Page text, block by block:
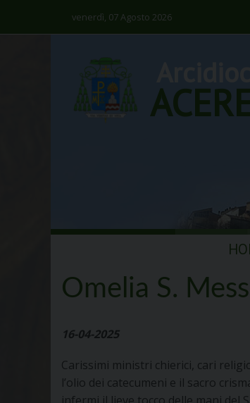
venerdì, 07 Agosto 2026
content
Omelia S.
16-04-2025
Carissimi ministri chierici, cari
l’olio dei catecumeni e il sacro